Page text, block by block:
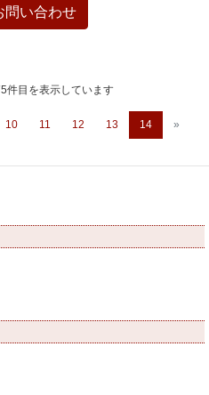
問い合わせ
件目を表示しています
10 11 12 13 14 »